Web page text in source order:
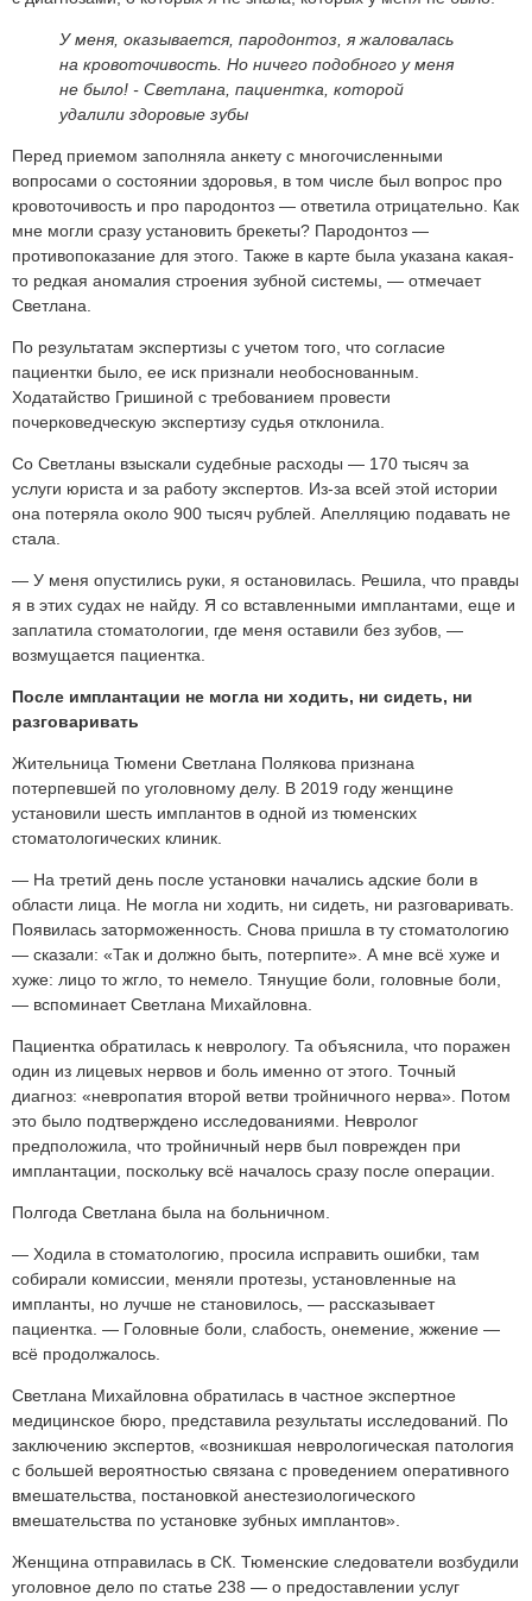
У меня, оказывается, пародонтоз, я жаловалась
на кровоточивость. Но ничего подобного у меня
не было! - Светлана, пациентка, которой
удалили здоровые зубы
Перед приемом заполняла анкету с многочисленными
вопросами о состоянии здоровья, в том числе был вопрос про
кровоточивость и про пародонтоз — ответила отрицательно. Как
мне могли сразу установить брекеты? Пародонтоз —
противопоказание для этого. Также в карте была указана какая-
то редкая аномалия строения зубной системы, — отмечает
Светлана.
По результатам экспертизы с учетом того, что согласие
пациентки было, ее иск признали необоснованным.
Ходатайство Гришиной с требованием провести
почерковедческую экспертизу судья отклонила.
Со Светланы взыскали судебные расходы — 170 тысяч за
услуги юриста и за работу экспертов. Из-за всей этой истории
она потеряла около 900 тысяч рублей. Апелляцию подавать не
стала.
— У меня опустились руки, я остановилась. Решила, что правды
я в этих судах не найду. Я со вставленными имплантами, еще и
заплатила стоматологии, где меня оставили без зубов, —
возмущается пациентка.
После имплантации не могла ни ходить, ни сидеть, ни
разговаривать
Жительница Тюмени Светлана Полякова признана
потерпевшей по уголовному делу. В 2019 году женщине
установили шесть имплантов в одной из тюменских
стоматологических клиник.
— На третий день после установки начались адские боли в
области лица. Не могла ни ходить, ни сидеть, ни разговаривать.
Появилась заторможенность. Снова пришла в ту стоматологию
— сказали: «Так и должно быть, потерпите». А мне всё хуже и
хуже: лицо то жгло, то немело. Тянущие боли, головные боли,
— вспоминает Светлана Михайловна.
Пациентка обратилась к неврологу. Та объяснила, что поражен
один из лицевых нервов и боль именно от этого. Точный
диагноз: «невропатия второй ветви тройничного нерва». Потом
это было подтверждено исследованиями. Невролог
предположила, что тройничный нерв был поврежден при
имплантации, поскольку всё началось сразу после операции.
Полгода Светлана была на больничном.
— Ходила в стоматологию, просила исправить ошибки, там
собирали комиссии, меняли протезы, установленные на
импланты, но лучше не становилось, — рассказывает
пациентка. — Головные боли, слабость, онемение, жжение —
всё продолжалось.
Светлана Михайловна обратилась в частное экспертное
медицинское бюро, представила результаты исследований. По
заключению экспертов, «возникшая неврологическая патология
с большей вероятностью связана с проведением оперативного
вмешательства, постановкой анестезиологического
вмешательства по установке зубных имплантов».
Женщина отправилась в СК. Тюменские следователи возбудили
уголовное дело по статье 238 — о предоставлении услуг